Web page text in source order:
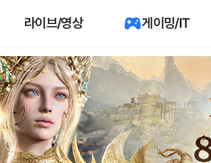
라이브/영상 게이밍/IT